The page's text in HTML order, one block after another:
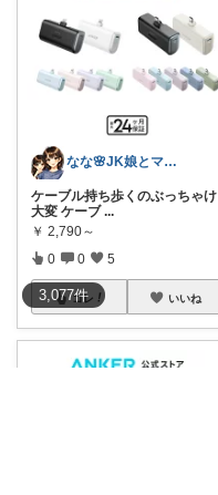
3,077件
なな🌸JK娘とママの好きなもの
ケーブル持ち歩くのぶっちゃけ
大変 ケーブ ...
￥ 2,790～
0 0 5
コレ いいね